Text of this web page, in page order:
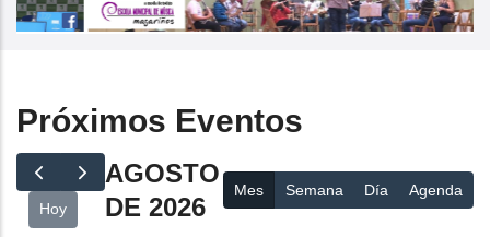
Próximos Eventos
Hoy
AGOSTO
DE 2026
Mes Semana Día Agenda